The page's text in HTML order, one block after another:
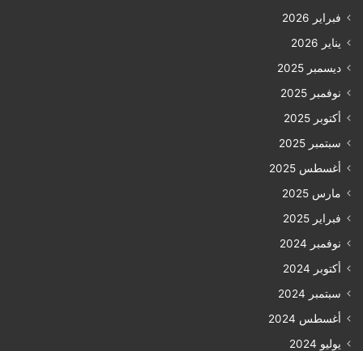
فبراير 2026
يناير 2026
ديسمبر 2025
نوفمبر 2025
أكتوبر 2025
سبتمبر 2025
أغسطس 2025
مارس 2025
فبراير 2025
نوفمبر 2024
أكتوبر 2024
سبتمبر 2024
أغسطس 2024
يوليو 2024